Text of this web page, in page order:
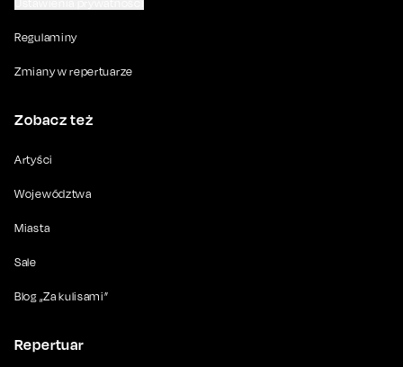
Regulaminy
Zmiany w repertuarze
Zobacz też
Artyści
Województwa
Miasta
Sale
Blog „Za kulisami”
Repertuar